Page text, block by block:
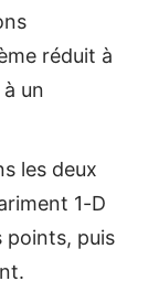
réduit à
un
les deux
1-D
points, puis